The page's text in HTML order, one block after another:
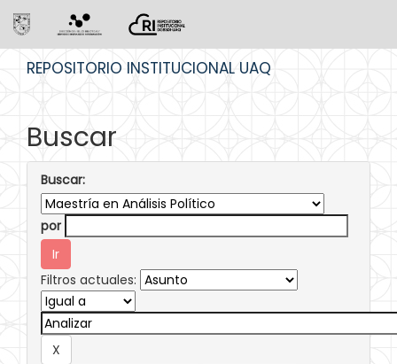
REPOSITORIO INSTITUCIONAL UAQ
Buscar
Buscar:
por
Filtros actuales: